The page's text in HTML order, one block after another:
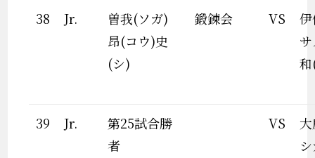
38 Jr.
曽我(ソガ)
昂(コウ)史
(シ)
鍛錬会 VS
39 Jr.
第25試合勝
者
VS